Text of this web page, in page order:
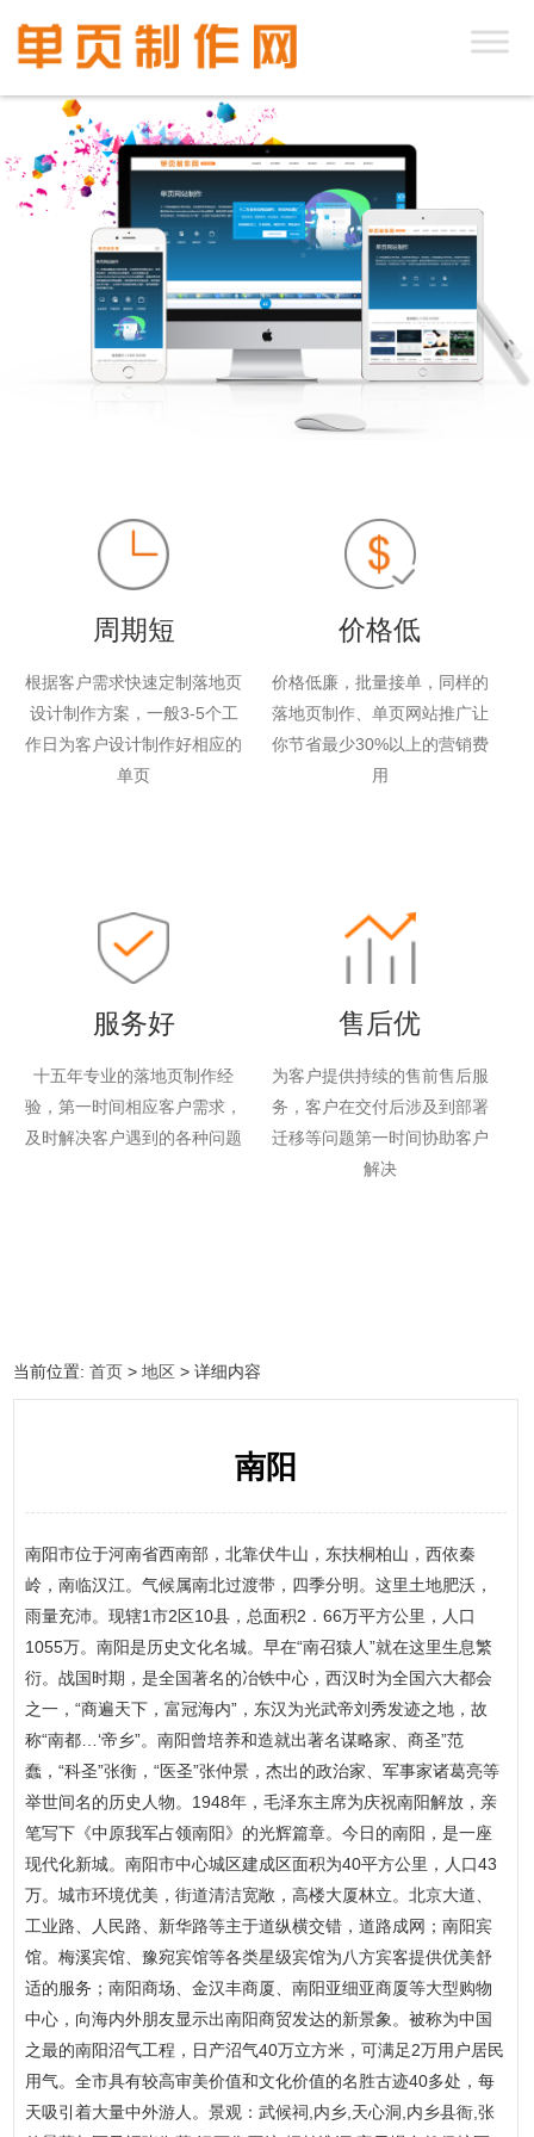
周期短
根据客户需求快速定制落地页
设计制作方案，一般3-5个工
作日为客户设计制作好相应的
单页
价格低
价格低廉，批量接单，同样的
落地页制作、单页网站推广让
你节省最少30%以上的营销费
用
服务好
十五年专业的落地页制作经
验，第一时间相应客户需求，
及时解决客户遇到的各种问题
售后优
为客户提供持续的售前售后服
务，客户在交付后涉及到部署
迁移等问题第一时间协助客户
解决
当前位置:首页 >地区 > 详细内容
南阳
南阳市位于河南省西南部，北靠伏牛山，东扶桐柏山，西依秦
岭，南临汉江。气候属南北过渡带，四季分明。这里土地肥沃，
雨量充沛。现辖1市2区10县，总面积2．66万平方公里，人口
1055万。南阳是历史文化名城。早在“南召猿人”就在这里生息繁
衍。战国时期，是全国著名的冶铁中心，西汉时为全国六大都会
之一，“商遍天下，富冠海内”，东汉为光武帝刘秀发迹之地，故
称“南都…‘帝乡”。南阳曾培养和造就出著名谋略家、商圣”范
蠢，“科圣”张衡，“医圣”张仲景，杰出的政治家、军事家诸葛亮等
举世间名的历史人物。1948年，毛泽东主席为庆祝南阳解放，亲
笔写下《中原我军占领南阳》的光辉篇章。今日的南阳，是一座
现代化新城。南阳市中心城区建成区面积为40平方公里，人口43
万。城市环境优美，街道清洁宽敞，高楼大厦林立。北京大道、
工业路、人民路、新华路等主于道纵横交错，道路成网；南阳宾
馆。梅溪宾馆、豫宛宾馆等各类星级宾馆为八方宾客提供优美舒
适的服务；南阳商场、金汉丰商厦、南阳亚细亚商厦等大型购物
中心，向海内外朋友显示出南阳商贸发达的新景象。被称为中国
之最的南阳沼气工程，日产沼气40万立方米，可满足2万用户居民
用气。全市具有较高审美价值和文化价值的名胜古迹40多处，每
天吸引着大量中外游人。景观：武候祠,内乡,天心洞,内乡县衙,张